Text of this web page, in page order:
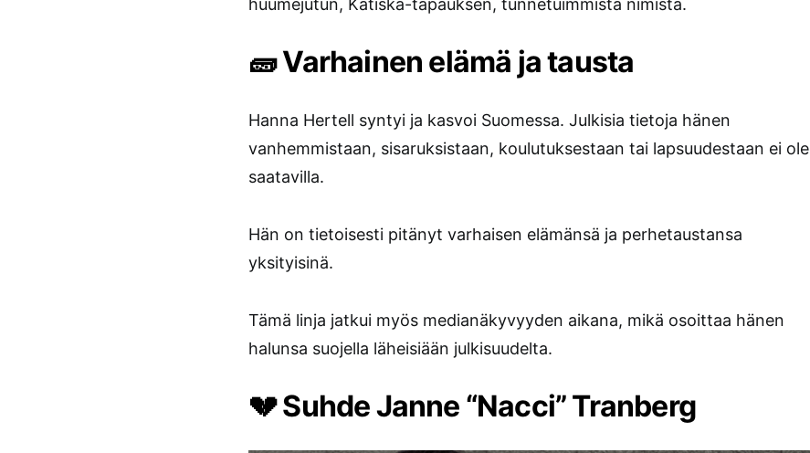
huumejutun, Katiska-tapauksen, tunnetuimmista nimistä.
🧱 Varhainen elämä ja tausta
Hanna Hertell syntyi ja kasvoi Suomessa. Julkisia tietoja hänen
vanhemmistaan, sisaruksistaan, koulutuksestaan tai lapsuudestaan ei ole
saatavilla.
Hän on tietoisesti pitänyt varhaisen elämänsä ja perhetaustansa
yksityisinä.
Tämä linja jatkui myös medianäkyvyyden aikana, mikä osoittaa hänen
halunsa suojella läheisiään julkisuudelta.
💔 Suhde Janne “Nacci” Tranberg